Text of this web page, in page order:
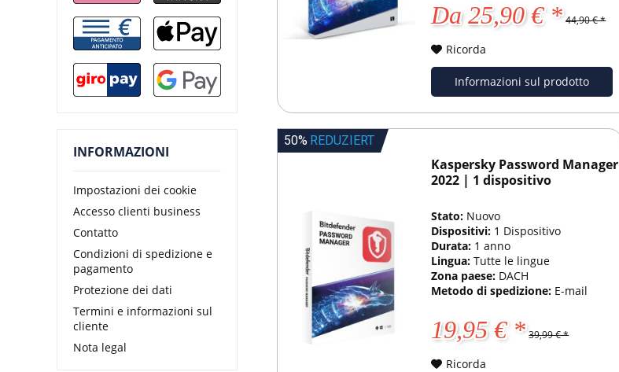
INFORMAZIONI
Impostazioni dei cookie
Accesso clienti business
Contatto
Condizioni di spedizione e
pagamento
Protezione dei dati
Termini e informazioni sul
cliente
Nota legal
Da 25,90 € * 44,90 € *
Ricorda
Informazioni sul prodotto
50% REDUZIERT
Kaspersky Password Manager
2022 | 1 dispositivo
Stato: Nuovo
Dispositivi: 1 Dispositivo
Durata: 1 anno
Lingua:Tutte le lingue
Zona paese: DACH
Metodo di spedizione: E-mail
19,95 € * 39,99 € *
Ricorda